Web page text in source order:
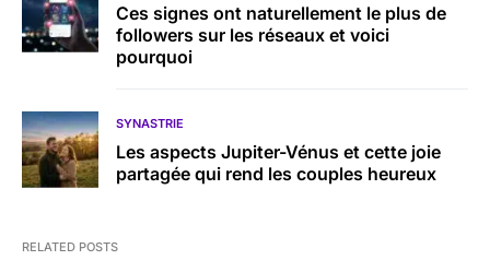
Ces signes ont naturellement le plus de
followers sur les réseaux et voici
pourquoi
SYNASTRIE
Les aspects Jupiter-Vénus et cette joie
partagée qui rend les couples heureux
RELATED POSTS